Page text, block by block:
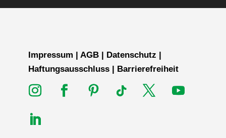
Impressum | AGB| Datenschutz |
Haftungsausschluss| Barrierefreiheit